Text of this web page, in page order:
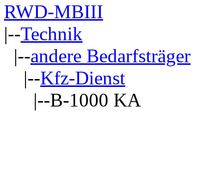
RWD-MBIII
|--Technik
|--andere Bedarfsträger
|--Kfz-Dienst
|--B-1000 KA